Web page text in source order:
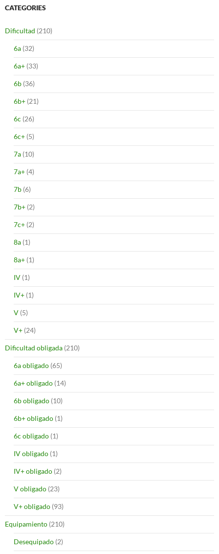
CATEGORIES
Dificultad (210)
6a (32)
6a+ (33)
6b (36)
6b+ (21)
6c (26)
6c+ (5)
7a (10)
7a+ (4)
7b (6)
7b+ (2)
7c+ (2)
8a (1)
8a+ (1)
IV (1)
IV+ (1)
V (5)
V+ (24)
Dificultad obligada (210)
6a obligado (65)
6a+ obligado (14)
6b obligado (10)
6b+ obligado (1)
6c obligado (1)
IV obligado (1)
IV+ obligado (2)
V obligado (23)
V+ obligado (93)
Equipamiento (210)
Desequipado (2)